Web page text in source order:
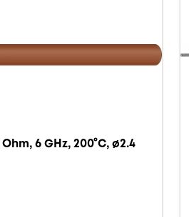
6 GHz, 200°C, ø2.4